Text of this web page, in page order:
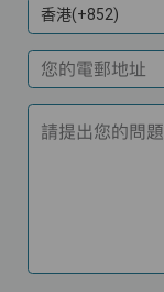
香港(+852)
您的電郵地址
請提出您的問題